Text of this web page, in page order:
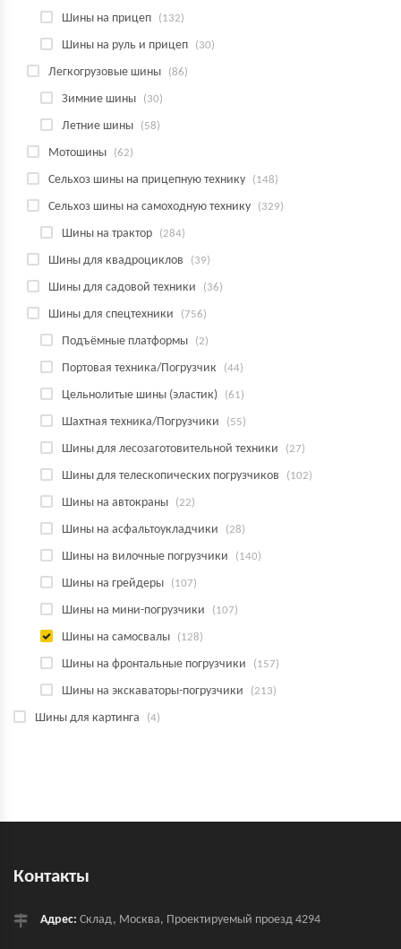
Шины на прицеп (132)
Шины на руль и прицеп (30)
Легкогрузовые шины (86)
Зимние шины (30)
Летние шины (58)
Мотошины (62)
Сельхоз шины на прицепную технику (148)
Сельхоз шины на самоходную технику (329)
Шины на трактор (284)
Шины для квадроциклов (39)
Шины для садовой техники (36)
Шины для спецтехники (756)
Подъёмные платформы (2)
Портовая техника/Погрузчик (44)
Цельнолитые шины (эластик) (61)
Шахтная техника/Погрузчики (55)
Шины для лесозаготовительной техники (27)
Шины для телескопических погрузчиков (102)
Шины на автокраны (22)
Шины на асфальтоукладчики (28)
Шины на вилочные погрузчики (140)
Шины на грейдеры (107)
Шины на мини-погрузчики (107)
Шины на самосвалы (128)
Шины на фронтальные погрузчики (157)
Шины на экскаваторы-погрузчики (213)
Шины для картинга (4)
Контакты
Адрес: Склад, Москва, Проектируемый проезд 4294